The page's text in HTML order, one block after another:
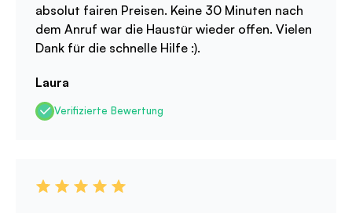
absolut fairen Preisen. Keine 30 Minuten nach
dem Anruf war die Haustür wieder offen. Vielen
Dank für die schnelle Hilfe :).
Laura
Verifizierte Bewertung